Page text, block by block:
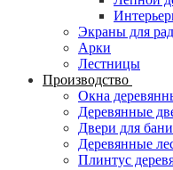
Экраны для
Арки
Лестницы
Производство
Окна
Деревянные
Двери для
Деревянные
Плинтус